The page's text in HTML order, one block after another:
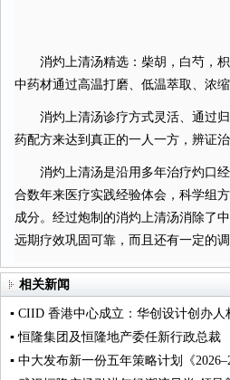
消灼上清汤精选：柴胡，白芍，枳
中药材通过高温打磨、低温萃取、浓
消灼上清汤诊疗方式灵活、通过归
药配方来达到真正的一人一方，辨证
消灼上清汤是沿用多年治疗灼口经
合数年来医疗实践经验体会，科学组
成分。经过炮制的消灼上清汤消除了
远期疗效巩固可靠，而且还有一定的
相关新闻
▪ CIID 香港中心成立：华创设计创办
▪ 恒隆集团及恒隆地产委任新行政总裁
▪ 中大发布新一份五年策略计划《